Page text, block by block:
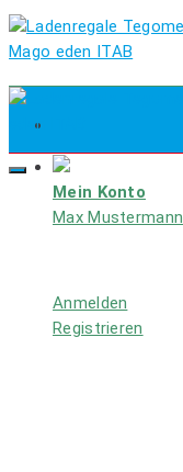
Mein Konto
Max Mustermann
Anmelden
Registrieren